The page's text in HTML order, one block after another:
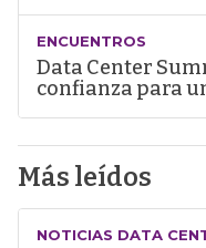
ENCUENTROS
Data Center
confianza para
Más leídos
NOTICIAS DATA